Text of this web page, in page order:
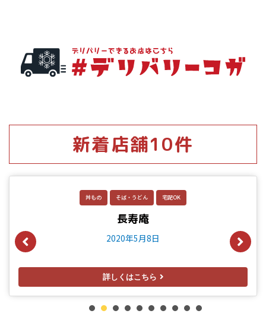
新着店舗10件
丼もの そば・うどん 宅配OK
長寿庵
2020年5月8日
詳しくはこちら
1 2 3